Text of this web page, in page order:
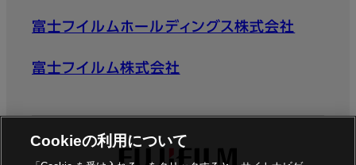
富士フイルムホールディングス株式会社
富士フイルム株式会社
Cookieの利用について